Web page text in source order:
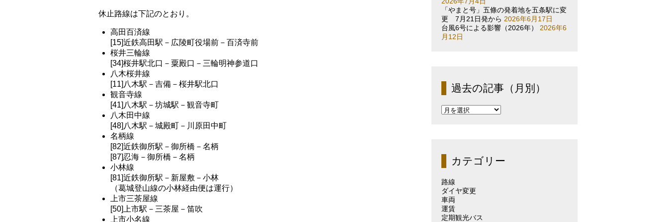
休止路線は下記のとおり。
高田百済線
[15]近鉄高田駅－広陵町役場前－百済寺前
桜井三輪線
[34]桜井駅北口－粟殿口－三輪明神参道口
八木桜井線
[11]八木駅－吉備－桜井駅北口
観音寺線
[41]八木駅－坊城駅－観音寺町
八木田中線
[48]八木駅－城殿町－川原田中町
名柄線
[82]近鉄御所駅－御所橋－名柄
[87]忍海－御所橋－名柄
小林線
[81]近鉄御所駅－新屋敷－小林
（葛城登山線の小林経由便は運行）
上市三茶屋線
[50]上市駅－三茶屋－笛吹
上市小名線
「やまと号」五條の発着地を五条駅に変
更 7月21日発から 2026年6月17日
台風6号による影響（2026年）
2026年6
月12日
過去の記事（月別）
過
（月
別）カテゴリー
路線
ダイヤ変更
車両
運賃
定期観光バス